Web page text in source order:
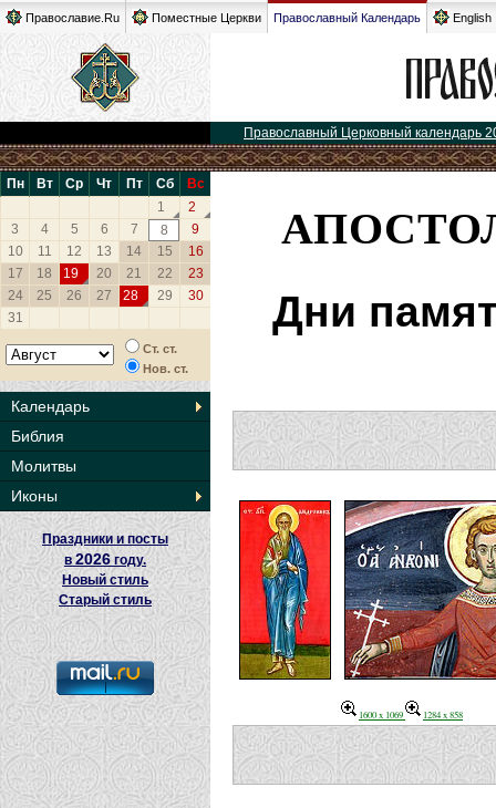
Православие.Ru Поместные Церкви Православный Календарь English
Православный Церковный календарь
Пн Вт Ср Чт Пт Сб
Вс
1
2
3
4 5 6 7 8
9
10
11 12 13 14 15
16
17
18 19 20 21 22
23
24
25 26 27 28 29
30
31
Ст. ст.
Нов. ст.
Календарь
Библия
Молитвы
Иконы
Праздники и посты
в2026 году.
Новый стиль
Старый стиль
Дни
1600 x 1069 1284 x 858